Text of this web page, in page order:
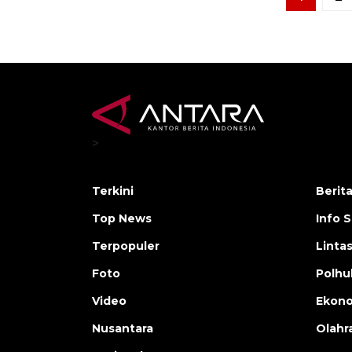
>
Terkini
Top News
Terpopuler
Foto
Video
Nusantara
Info